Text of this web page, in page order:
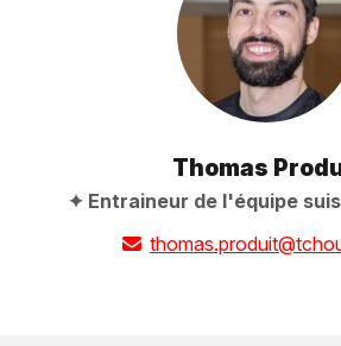
Thomas
Entraineur de l'équipe